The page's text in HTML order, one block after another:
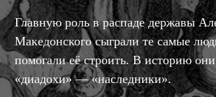
Главную роль в распаде державы
Македонского сыграли те самые
помогали её строить. В историю
«диадохи» — «наследники».